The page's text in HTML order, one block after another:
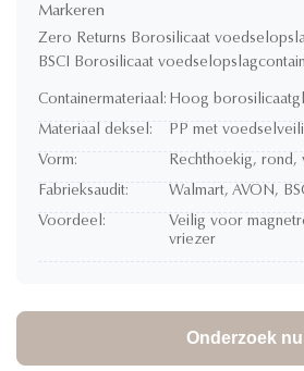
Markeren
Zero Returns Borosilicaat
BSCI Borosilicaat
Containermateriaal: Hoog
Materiaal deksel:
PP met
Vorm:
Rechthoekig, rond,
Fabrieksaudit:
Walmart, AVON,
Voordeel:
Veilig voor
vriezer
Onderzoek nu